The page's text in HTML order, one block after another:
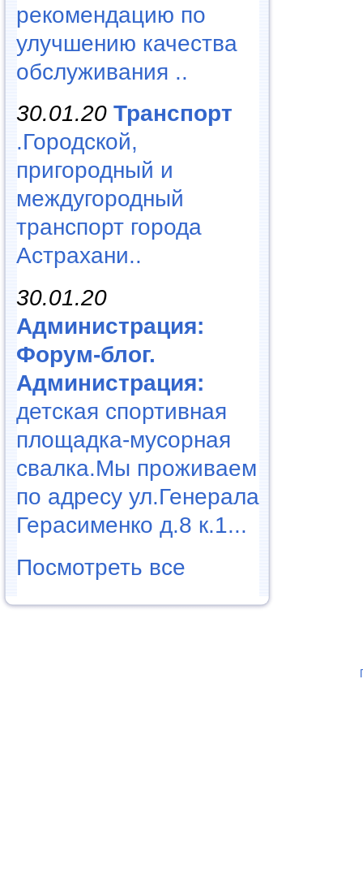
рекомендацию по
улучшению качества
обслуживания ..
30.01.20 Транспорт
.Городской,
пригородный и
междугородный
транспорт города
Астрахани..
30.01.20
Администрация:
Форум-блог.
Администрация:
детская спортивная
площадка-мусорная
свалка.Мы проживаем
по адресу ул.Генерала
Герасименко д.8 к.1...
Посмотреть все